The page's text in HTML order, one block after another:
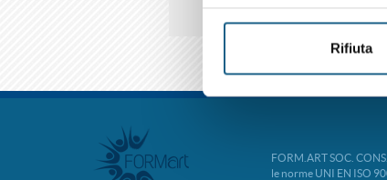
Rifiuta
FORM.ART SOC.
le norme UNI EN ISO